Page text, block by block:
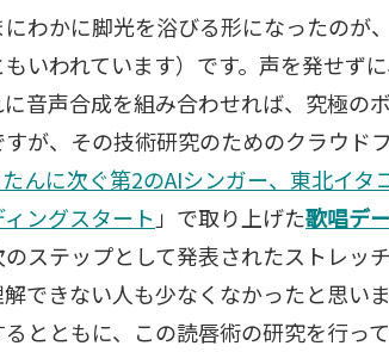
わかに脚光を浴びる形になったのが
いわれています）です。声を発せず
音声合成を組み合わせれば、究極の
が、その技術研究のためのクラウド
んに次ぐ第2のAIシンガー、東北イ
ングスタート 」で取り上げた歌唱デ
ステップとして発表されたストレッ
できない人も少なくなかったと思い
とともに、この読唇術の研究を行っ